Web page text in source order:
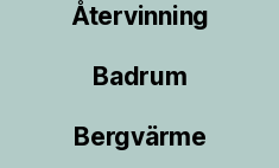
Återvinning
Badrum
Bergvärme